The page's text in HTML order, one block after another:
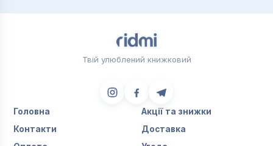
Твій улюблений книжковий
Головна
Акції та знижки
Контакти
Доставка